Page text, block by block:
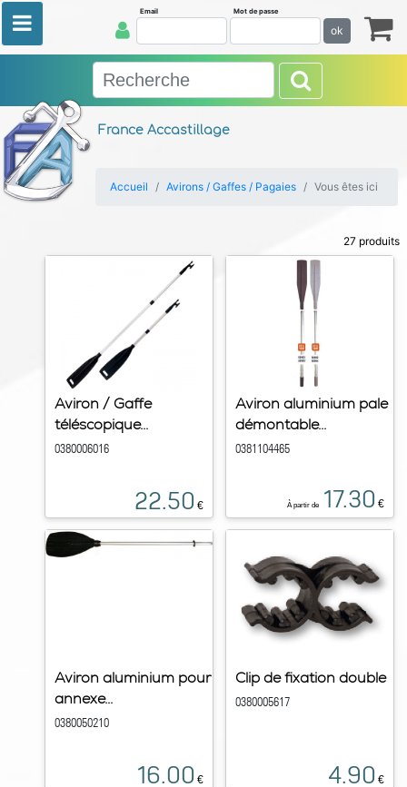
France Accastillage
Email Mot de passe
ok
Accueil Avirons / Gaffes / Pagaies Vous êtes ici
27 produits
Aviron / Gaffe
téléscopique...
0380006016
22.50 €
Aviron aluminium pale
démontable...
0381104465
À partir de 17.30 €
Aviron aluminium pour
annexe...
0380050210
16.00 €
Clip de fixation double
0380005617
4.90 €